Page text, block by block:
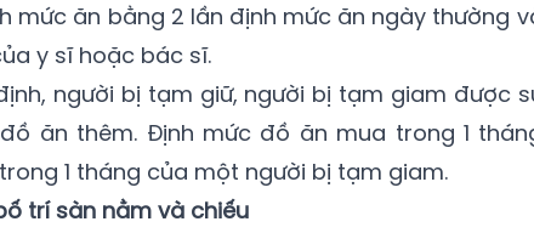
mức ăn bằng 2 lần định mức ăn ngày thường
y sĩ hoặc bác sĩ.
người bị tạm giữ, người bị tạm giam được
ăn thêm. Định mức đồ ăn mua trong 1
1 tháng của một người bị tạm giam.
trí sàn nằm và chiếu